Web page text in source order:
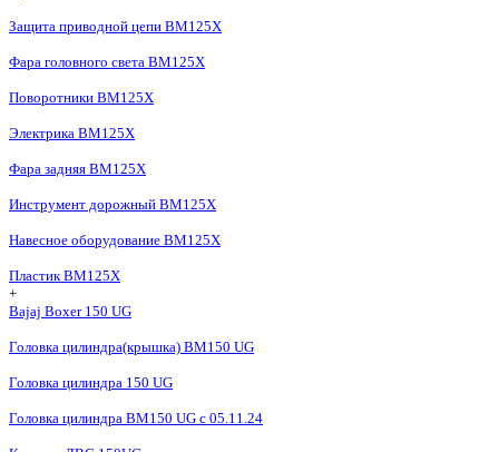
Защита приводной цепи BM125X
Фара головного света BM125X
Поворотники BM125X
Электрика BM125X
Фара задняя BM125X
Инструмент дорожный BM125X
Навесное оборудование BM125X
Пластик BM125X
+
Bajaj Boxer 150 UG
Головка цилиндра(крышка) BM150 UG
Головка цилиндра 150 UG
Головка цилиндра BM150 UG c 05.11.24